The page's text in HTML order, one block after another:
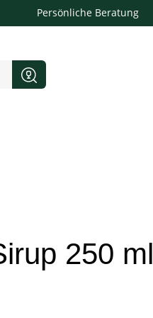
Persönliche Beratung
250 ml